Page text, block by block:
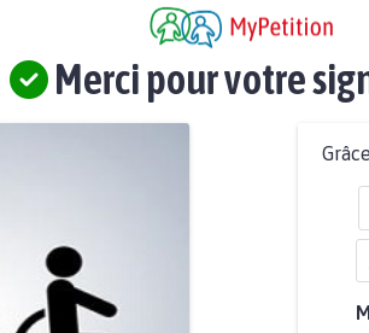
Merci pour votre